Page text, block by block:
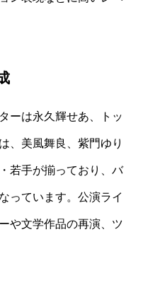
ーは永久輝せあ、トッ
、美風舞良、紫門ゆり
若手が揃っており、バ
っています。公演ライ
や文学作品の再演、ツ